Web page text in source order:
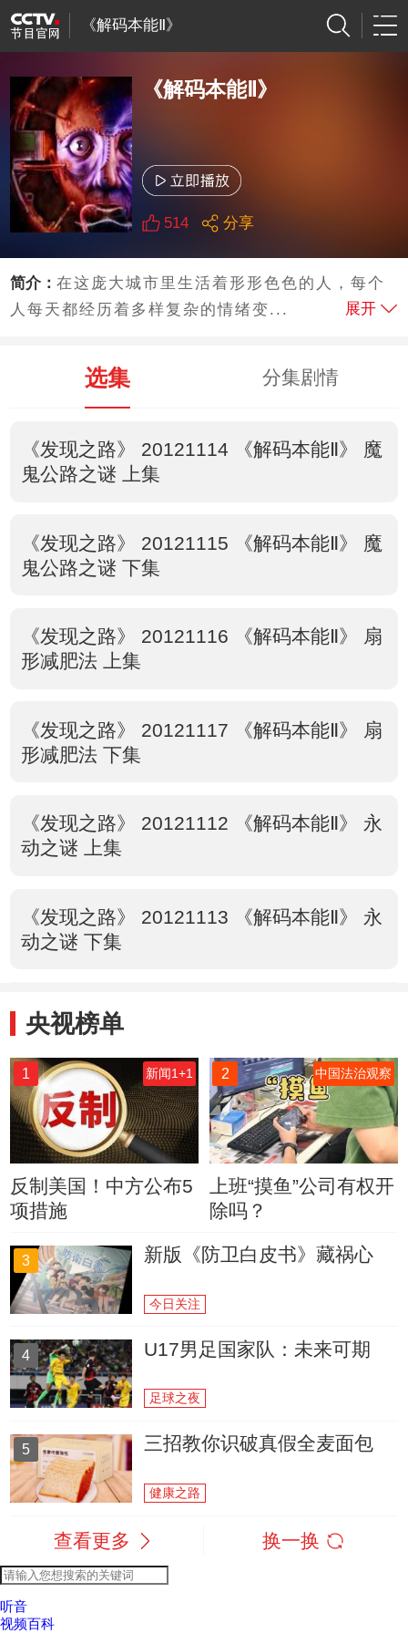
《解码本能Ⅱ》
《解码本能Ⅱ》
514 分享
简介：在这庞大城市里生活着形形色色的人，每个
人每天都经历着多样复杂的情绪变...
展开
选集 分集剧情
《发现之路》 20121114 《解码本能Ⅱ》 魔
鬼公路之谜 上集
《发现之路》 20121115 《解码本能Ⅱ》 魔
鬼公路之谜 下集
《发现之路》 20121116 《解码本能Ⅱ》 扇
形减肥法 上集
《发现之路》 20121117 《解码本能Ⅱ》 扇
形减肥法 下集
《发现之路》 20121112 《解码本能Ⅱ》 永
动之谜 上集
《发现之路》 20121113 《解码本能Ⅱ》 永
动之谜 下集
央视榜单
1 新闻1+1
反制美国！中方公布5
项措施
2 中国法治观察
上班“摸鱼”公司有权开
除吗？
3 新版《防卫白皮书》藏祸心
今日关注
4 U17男足国家队：未来可期
足球之夜
5 三招教你识破真假全麦面包
健康之路
查看更多 换一换
听音
视频百科